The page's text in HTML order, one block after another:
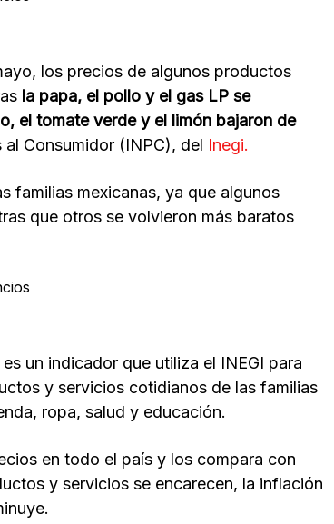
los precios de algunos productos
la papa, el pollo y el gas LP se
el tomate verde y el limón bajaron de
Consumidor (INPC), del Inegi.
familias mexicanas, ya que algunos
que otros se volvieron más baratos
es un indicador que utiliza el INEGI para
y servicios cotidianos de las familias
ropa, salud y educación.
en todo el país y los compara con
y servicios se encarecen, la inflación